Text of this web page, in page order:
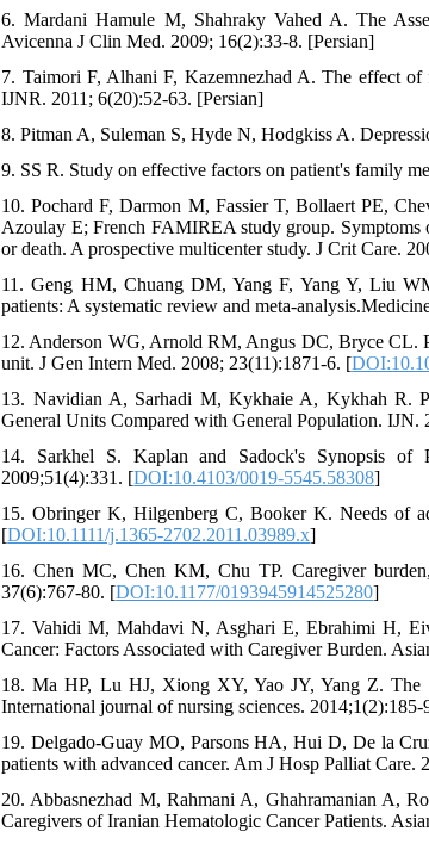
6. Mardani Hamule M, Shahraky Vahed A. The
Avicenna J Clin Med. 2009; 16(2):33-8. [Persian]
7. Taimori F, Alhani F, Kazemnezhad A. The effect
IJNR. 2011; 6(20):52-63. [Persian]
8. Pitman A, Suleman S, Hyde N, Hodgkiss A.
9. SS R. Study on effective factors on patient's family
10. Pochard F, Darmon M, Fassier T, Bollaert PE,
Azoulay E; French FAMIREA study group. Symptoms
or death. A prospective multicenter study. J Crit Care.
11. Geng HM, Chuang DM, Yang F, Yang Y, Liu
patients: A systematic review and meta-
12. Anderson WG, Arnold RM, Angus DC, Bryce CL.
unit. J Gen Intern Med. 2008; 23(11):1871-6. [
13. Navidian A, Sarhadi M, Kykhaie A, Kykhah R.
General Units Compared with General Population. IJN.
14. Sarkhel S. Kaplan and Sadock's Synopsis of
2009;51(4):331. [DOI:10.4103/0019-5545.58308]
15. Obringer K, Hilgenberg C, Booker K. Needs of
[DOI:10.1111/j.1365-2702.2011.03989.x]
16. Chen MC, Chen KM, Chu TP. Caregiver
37(6):767-80. [DOI:10.1177/0193945914525280]
17. Vahidi M, Mahdavi N, Asghari E, Ebrahimi H,
Cancer: Factors Associated with Caregiver Burden.
18. Ma HP, Lu HJ, Xiong XY, Yao JY, Yang Z. The
International journal of nursing sciences. 2014;1(2):185-
19. Delgado-Guay MO, Parsons HA, Hui D, De la
patients with advanced cancer. Am J Hosp Palliat Care.
20. Abbasnezhad M, Rahmani A, Ghahramanian A,
Caregivers of Iranian Hematologic Cancer Patients.